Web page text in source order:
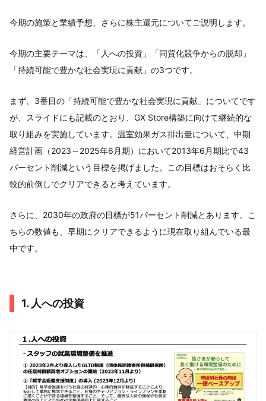
今期の施策と業績予想、さらに株主還元についてご説明します。
今期の主要テーマは、「人への投資」「同質化競争からの脱却」
「持続可能で豊かな社会実現に貢献」の3つです。
まず、3番目の「持続可能で豊かな社会実現に貢献」についてです
が、スライドにも記載のとおり、GX Store構築に向けて継続的な
取り組みを実施しています。温室効果ガス排出量について、中期
経営計画（2023～2025年6月期）において2013年6月期比で43
パーセント削減という目標を掲げました。この目標はおそらく比
較的前倒しでクリアできると考えています。
さらに、2030年の政府の目標が51パーセント削減とあります。こ
ちらの数値も、早期にクリアできるように現在取り組んでいる最
中です。
1. 人への投資